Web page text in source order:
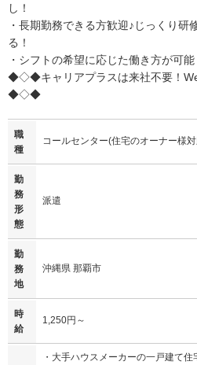
し！
・長期勤務できる方歓迎♪じっくり研
る！
・シフトの希望に応じた働き方が可能
◆◇◆キャリアプラスは来社不要！
◆◇◆
職
種
コールセンター(住宅のオーナー様
勤
務
形
態
派遣
勤
務
地
沖縄県 那覇市
時
給
1,250円～
・大手ハウスメーカーの一戸建て